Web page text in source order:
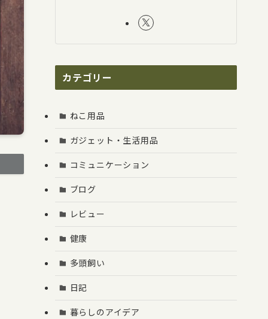
カテゴリー
ねこ用品
ガジェット・生活用品
コミュニケーション
ブログ
レビュー
健康
多頭飼い
日記
暮らしのアイデア